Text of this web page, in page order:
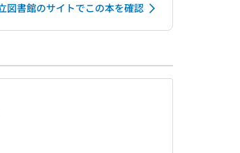
図書館のサイトでこの本を確認